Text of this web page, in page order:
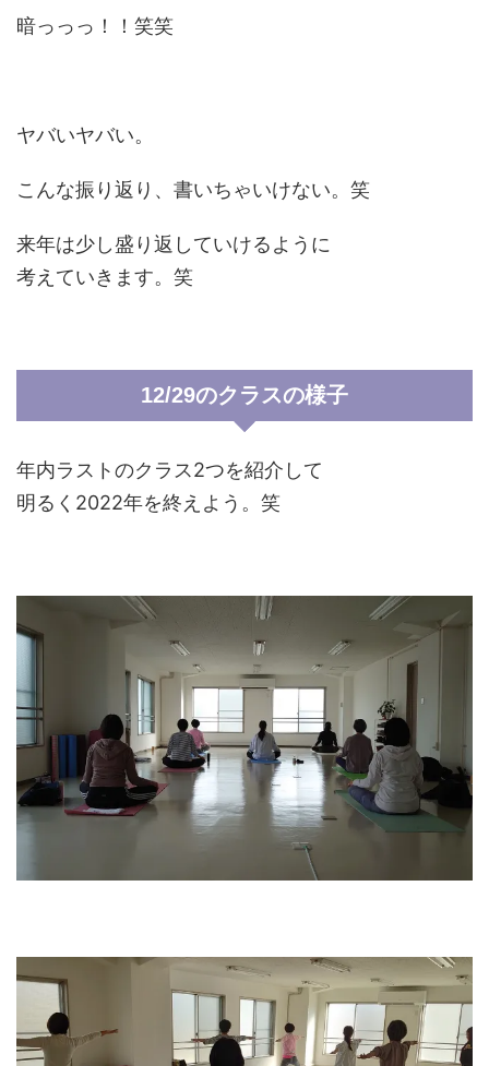
暗っっっ！！笑笑
ヤバいヤバい。
こんな振り返り、書いちゃいけない。笑
来年は少し盛り返していけるように
考えていきます。笑
12/29のクラスの様子
年内ラストのクラス2つを紹介して
明るく2022年を終えよう。笑